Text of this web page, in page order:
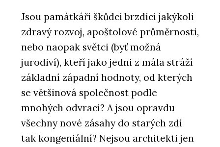
Jsou památkáři škůdci brzdící jakýkoli
zdravý rozvoj, apoštolové průměrnosti,
nebo naopak světci (byť možná
jurodiví), kteří jako jedni z mála stráží
základní západní hodnoty, od kterých
se většinová společnost podle
mnohých odvrací? A jsou opravdu
všechny nové zásahy do starých zdí
tak kongeniální? Nejsou architekti jen